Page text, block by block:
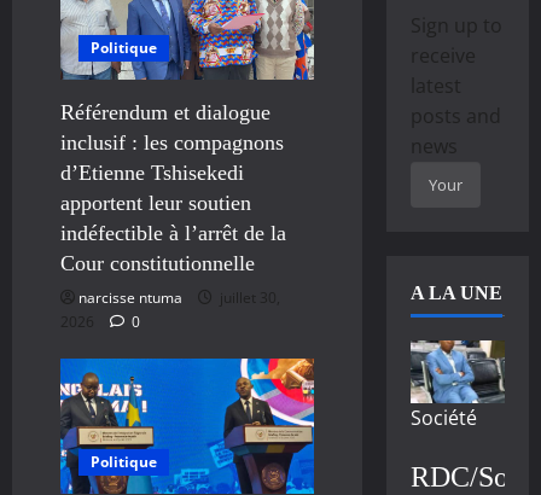
Politique
Référendum et dialogue
inclusif : les compagnons
d’Etienne Tshisekedi
apportent leur soutien
indéfectible à l’arrêt de la
Cour constitutionnelle
narcisse ntuma
juillet 30,
2026
0
Politique
Sign up to
receive
latest
posts and
news
A LA UNE
Société
RDC/